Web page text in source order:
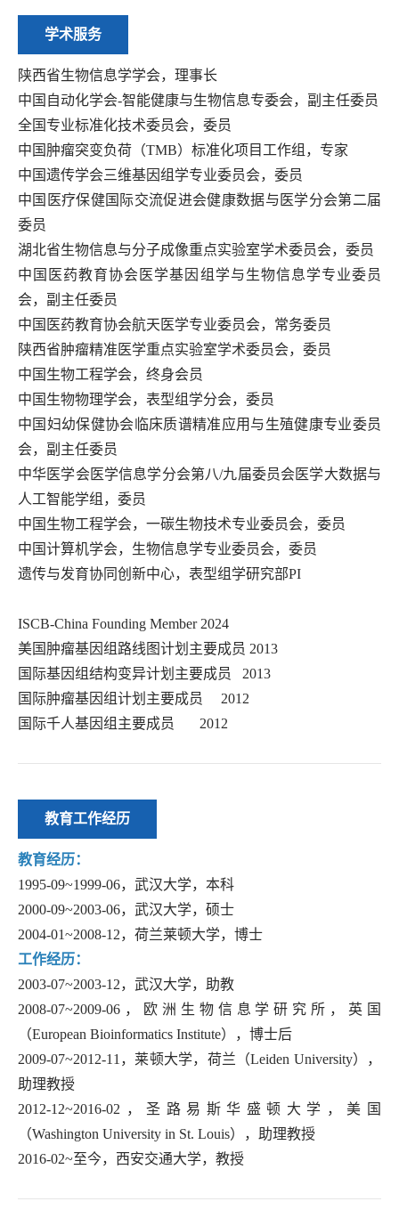
学术服务
陕西省生物信息学学会，理事长
中国自动化学会-智能健康与生物信息专委会， 副主任委员
全国专业标准化技术委员会，委员
中国肿瘤突变负荷（TMB）标准化项目工作组，专家
中国遗传学会三维基因组学专业委员会，委员
中国医疗保健国际交流促进会健康数据与医学分会第二届
委员
湖北省生物信息与分子成像重点实验室学术委员会，委员
中国医药教育协会医学基因组学与生物信息学专业委员
会， 副主任委员
中国医药教育协会航天医学专业委员会，常务委员
陕西省肿瘤精准医学重点实验室学术委员会，委员
中国生物工程学会，终身会员
中国生物物理学会，表型组学分会，委员
中国妇幼保健协会临床质谱精准应用与生殖健康专业委员
会，副主任委员
中华医学会医学信息学分会第八/九届委员会医学大数据与
人工智能学组，委员
中国生物工程学会，一碳生物技术专业委员会，委员
中国计算机学会，生物信息学专业委员会，委员
遗传与发育协同创新中心，表型组学研究部PI
ISCB-China Founding Member 2024
美国肿瘤基因组路线图计划主要成员 2013
国际基因组结构变异计划主要成员
2013
国际肿瘤基因组计划主要成员
2012
国际千人基因组主要成员
2012
教育工作经历
教育经历：
1995-09~1999-06，武汉大学，本科
2000-09~2003-06，武汉大学，硕士
2004-01~2008-12，荷兰莱顿大学，博士
工作经历：
2003-07~2003-12，武汉大学，助教
2008-07~2009-06 ，欧洲生物信息学研究所，英国
（European Bioinformatics Institute），博士后
2009-07~2012-11 ，莱顿大学，荷兰（Leiden University），
助理教授
2012-12~2016-02 ，圣路易斯华盛顿大学，美国
（Washington University in St. Louis），助理教授
2016-02~至今，西安交通大学，教授